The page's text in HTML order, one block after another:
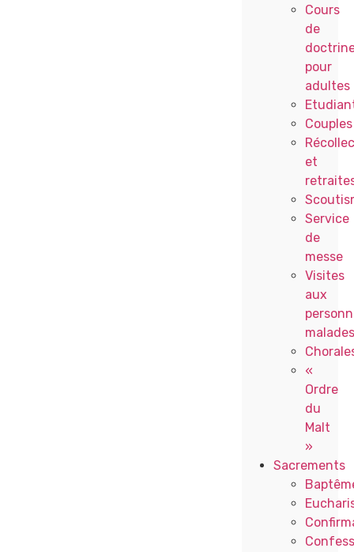
Cours
de
pour
adultes
Couples
et
Service
de
messe
Visites
aux
malades
«
Ordre
du
Malt
»
Sacrements